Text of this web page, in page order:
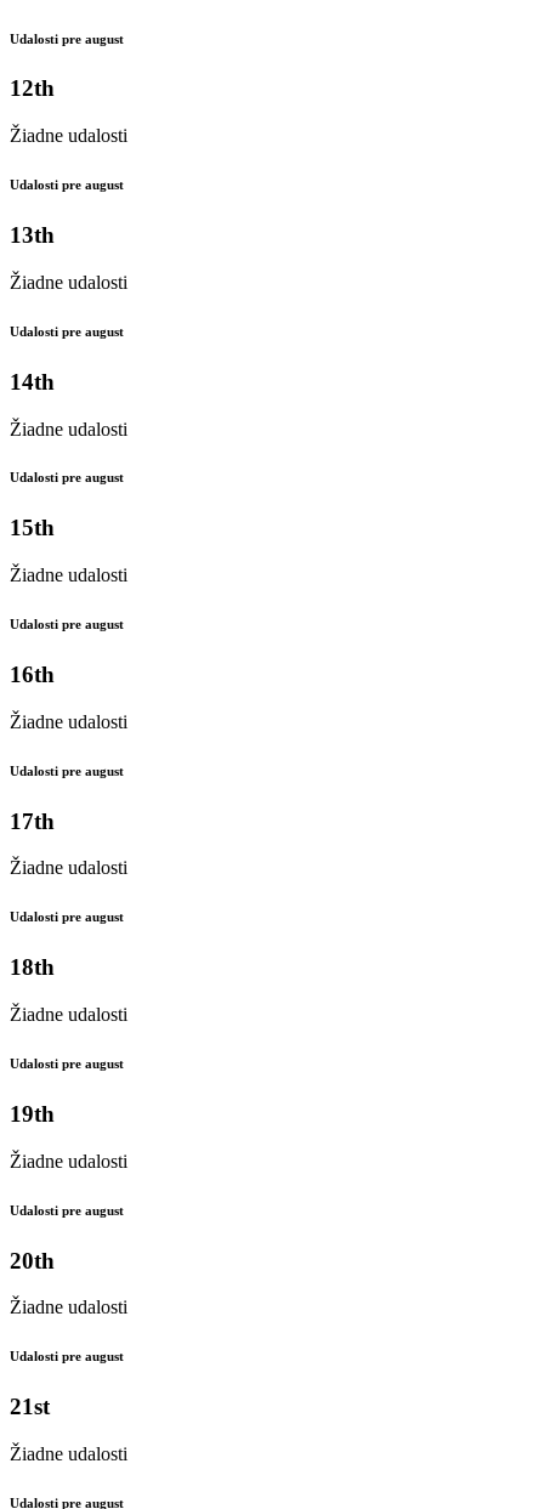
Udalosti pre august
12th
Žiadne udalosti
Udalosti pre august
13th
Žiadne udalosti
Udalosti pre august
14th
Žiadne udalosti
Udalosti pre august
15th
Žiadne udalosti
Udalosti pre august
16th
Žiadne udalosti
Udalosti pre august
17th
Žiadne udalosti
Udalosti pre august
18th
Žiadne udalosti
Udalosti pre august
19th
Žiadne udalosti
Udalosti pre august
20th
Žiadne udalosti
Udalosti pre august
21st
Žiadne udalosti
Udalosti pre august